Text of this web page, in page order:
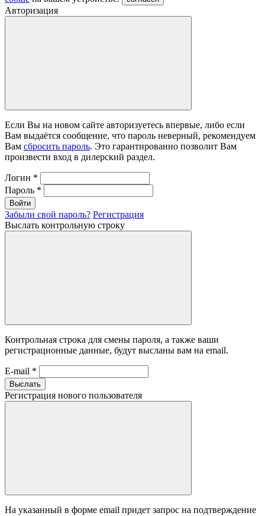
Авторизация
Если Вы на новом сайте авторизуетесь впервые, либо если
Вам выдаётся сообщение, что пароль неверный, рекомендуем
Вам сбросить пароль. Это гарантированно позволит Вам
произвести вход в дилерский раздел.
Логин *
Пароль *
Войти
Забыли свой пароль? Регистрация
Выслать контрольную строку
Контрольная строка для смены пароля, а также ваши
регистрационные данные, будут высланы вам на email.
E-mail *
Выслать
Регистрация нового пользователя
На указанный в форме email придет запрос на подтверждение